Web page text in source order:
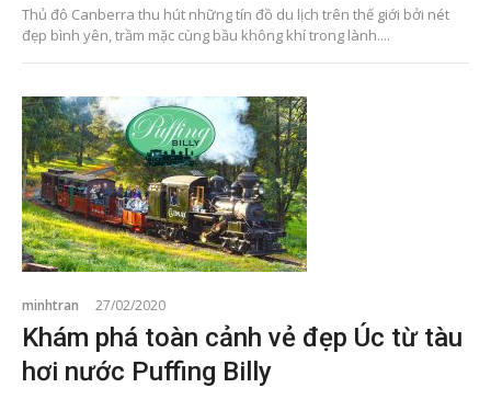
Thủ đô Canberra thu hút những tín đồ du lịch trên thế giới bởi nét
đẹp bình yên, trầm mặc cùng bầu không khí trong lành....
minhtran 27/02/2020
Khám phá toàn cảnh vẻ đẹp Úc từ tàu
hơi nước Puffing Billy